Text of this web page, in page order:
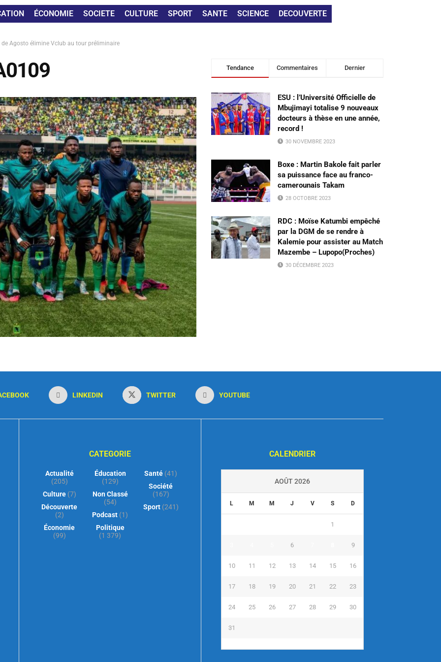
ÉCONOMIE SOCIETE CULTURE SPORT SANTE SCIENCE DECOUVERTE
Agosto élimine Vclub au tour préliminaire
Tendance Commentaires Dernier
ESU : l’Université Officielle de
Mbujimayi totalise 9 nouveaux
docteurs à thèse en une année,
record !
30 NOVEMBRE 2023
Boxe : Martin Bakole fait parler
sa puissance face au franco-
camerounais Takam
28 OCTOBRE 2023
RDC : Moïse Katumbi empêché
par la DGM de se rendre à
Kalemie pour assister au Match
Mazembe – Lupopo(Proches)
30 DÉCEMBRE 2023
LINKEDIN TWITTER YOUTUBE
CATEGORIE
Actualité
(205)
Culture(7)
Découverte
(2)
Économie
(99)
Éducation
(129)
Non Classé
(54)
Podcast (1)
Politique
(1 379)
Santé (41)
Société
(167)
Sport(241)
CALENDRIER
AOÛT 2026
L M M J V S D
1
6 9
10 11 12 13 14 15 16
17 18 19 20 21 22 23
24 25 26 27 28 29 30
31